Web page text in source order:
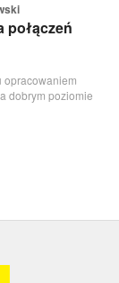
połączeń
opracowaniem
dobrym poziomie